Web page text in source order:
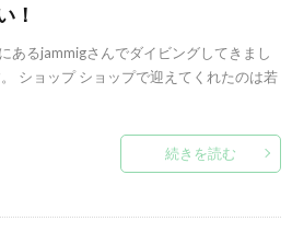
！
あるjammigさんでダイビングしてきまし
ショップ ショップで迎えてくれたのは若
続きを読む